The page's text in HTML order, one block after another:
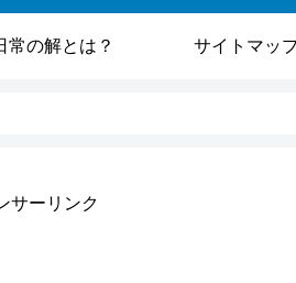
常の解とは？ サイトマッ
サーリンク